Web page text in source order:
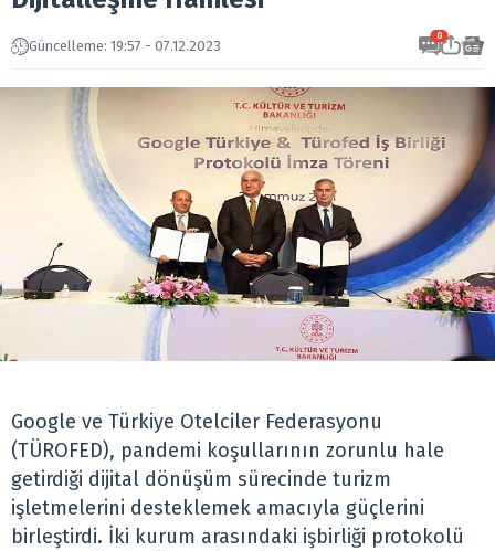
Güncelleme: 19:57 - 07.12.2023
0
Google ve Türkiye Otelciler Federasyonu
(TÜROFED), pandemi koşullarının zorunlu hale
getirdiği dijital dönüşüm sürecinde turizm
işletmelerini desteklemek amacıyla güçlerini
birleştirdi. İki kurum arasındaki işbirliği protokolü